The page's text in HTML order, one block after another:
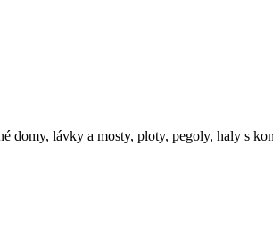
domy, lávky a mosty, ploty, pegoly, haly s